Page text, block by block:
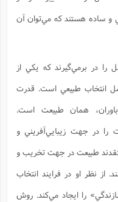
و ساده هستند كه مي‌توان آن
را در برمي‌گيرند كه يكي از
انتخاب طبيعي است. قدرت
همان طبيعت است.
را در جهت زيبايي‌آفريني و
طبيعت در جهت تخريب و
نظر او در فرايند انتخاب
را ايجاد مي‌كند. روش